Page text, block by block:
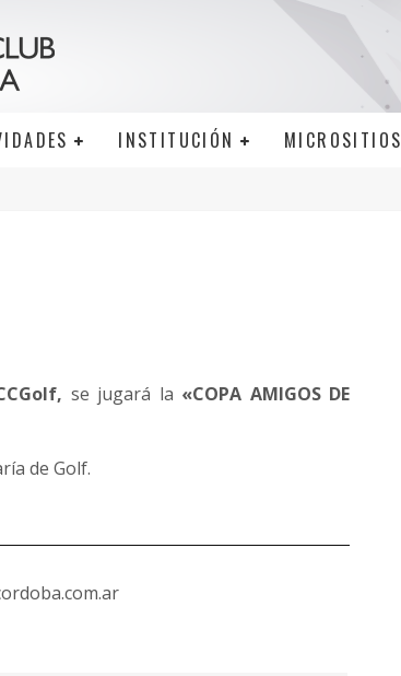
INSTITUCIÓN MICROSITIOS
se jugará la «COPA AMIGOS DE
de Golf.